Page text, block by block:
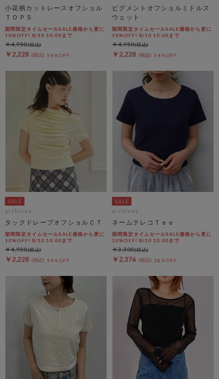
小花柄カットレースオフショル
ＴＯＰＳ
期間限定タイムセールSALE価格から更に
10%OFF! 8/10 10:00まで
￥2,228 54％OFF
￥4,950
ピグメントオフショルミドルス
ウェット
期間限定タイムセールSALE価格から更に
10%OFF! 8/10 10:00まで
￥2,228 54％OFF
￥4,950
archives
タックドレープオフショルＣＴ
期間限定タイムセールSALE価格から更に
10%OFF! 8/10 10:00まで
￥2,228 54％OFF
￥4,950
archives
ネームテレコＴｅｅ
期間限定タイムセールSALE価格から更に
10%OFF! 8/10 10:00まで
￥2,376 28％OFF
￥3,300